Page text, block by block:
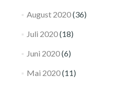
August 2020(36)
Juli 2020(18)
Juni 2020(6)
Mai 2020(11)